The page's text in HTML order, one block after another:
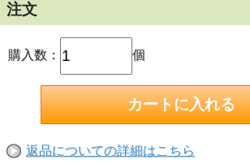
注文
購入数： 個
返品についての詳細はこちら